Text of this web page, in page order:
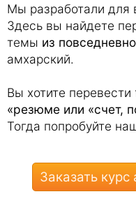
Мы разработали для
Здесь вы найдете
темы из
амхарский.
Вы хотите перевести
«резюме или «счет,
Тогда попробуйте
Заказать